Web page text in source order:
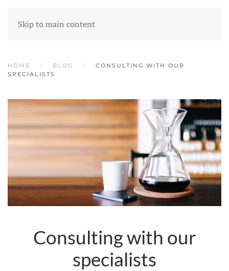
Skip to main content
HOME BLOG
CONSULTING WITH OUR
SPECIALISTS
Consulting with our
specialists